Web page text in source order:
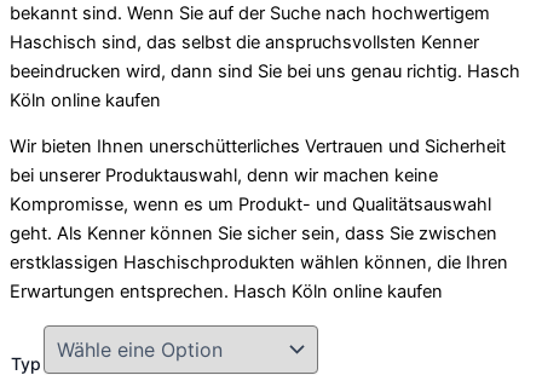
bekannt sind. Wenn Sie auf der Suche nach hochwertigem
Haschisch sind, das selbst die anspruchsvollsten Kenner
beeindrucken wird, dann sind Sie bei uns genau richtig. Hasch
Köln online kaufen
Wir bieten Ihnen unerschütterliches Vertrauen und Sicherheit
bei unserer Produktauswahl, denn wir machen keine
Kompromisse, wenn es um Produkt- und Qualitätsauswahl
geht. Als Kenner können Sie sicher sein, dass Sie zwischen
erstklassigen Haschischprodukten wählen können, die Ihren
Erwartungen entsprechen. Hasch Köln online kaufen
Typ